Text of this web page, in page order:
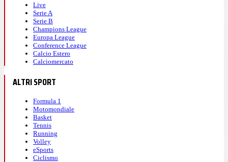
Live
Serie A
Serie B
Champions League
Europa League
Conference League
Calcio Estero
Calciomercato
ALTRI SPORT
Formula 1
Motomondiale
Basket
Tennis
Running
Volley
eSports
Ciclismo